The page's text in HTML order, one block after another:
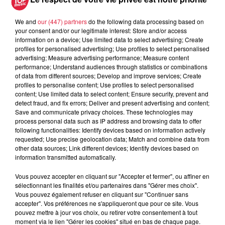
À découvrir également
We and our (447) partnersdo the following data processing based on
your consent and/or our legitimate interest: Store and/or access
information on a device; Use limited data to select advertising; Create
profiles for personalised advertising; Use profiles to select personalised
advertising; Measure advertising performance; Measure content
performance; Understand audiences through statistics or combinations
of data from different sources; Develop and improve services; Create
profiles to personalise content; Use profiles to select personalised
content; Use limited data to select content; Ensure security, prevent and
detect fraud, and fix errors; Deliver and present advertising and content;
Save and communicate privacy choices. These technologies may
process personal data such as IP address and browsing data to offer
following functionalities: Identify devices based on information actively
requested; Use precise geolocation data; Match and combine data from
other data sources; Link different devices; Identify devices based on
information transmitted automatically.
Vous pouvez accepter en cliquant sur "Accepter et fermer", ou affiner en
sélectionnant les finalités et/ou partenaires dans "Gérer mes choix".
Vous pouvez également refuser en cliquant sur "Continuer sans
accepter". Vos préférences ne s'appliqueront que pour ce site. Vous
pouvez mettre à jour vos choix, ou retirer votre consentement à tout
moment via le lien "Gérer les cookies" situé en bas de chaque page.